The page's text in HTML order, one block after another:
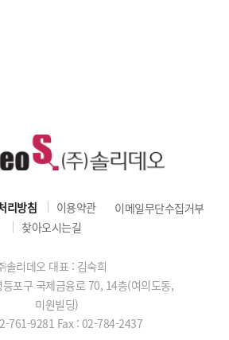
리방침 이용약관
이메일무단수집거부
찾아오시는길
솔리데오 대표 : 김숙희
포구 국제금융로 70, 14층(여의도동,
미원빌딩)
761-9281 Fax : 02-784-2437